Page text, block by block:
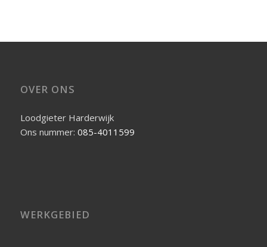
OVER ONS
Loodgieter Harderwijk
Ons nummer: 085-4011599
WERKGEBIED